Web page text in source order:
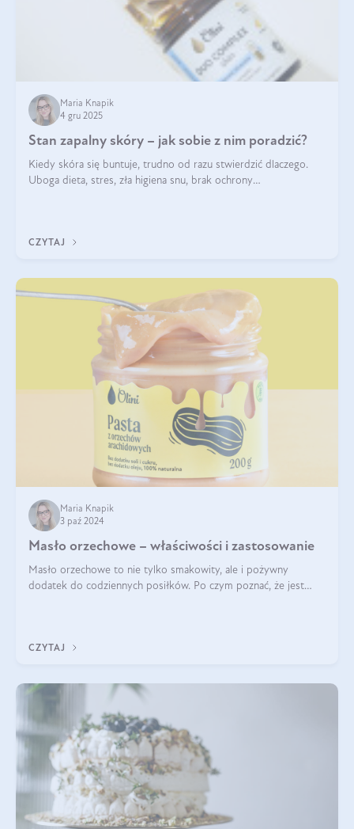
Maria Knapik
4 gru 2025
Stan zapalny skóry – jak sobie z nim poradzić?
Kiedy skóra się buntuje, trudno od razu stwierdzić dlaczego.
Uboga dieta, stres, zła higiena snu, brak ochrony
CZYTAJ
Maria Knapik
3 paź 2024
Masło orzechowe – właściwości i zastosowanie
Masło orzechowe to nie tylko smakowity, ale i pożywny
dodatek do codziennych posiłków. Po czym poznać, że jest
CZYTAJ